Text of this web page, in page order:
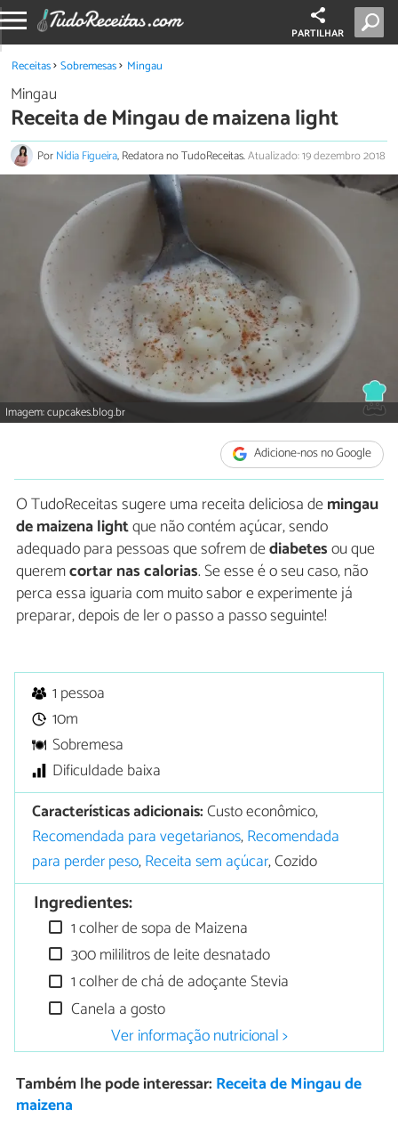
PARTILHAR
Receitas Sobremesas Mingau
Mingau
Receita de Mingau de maizena light
PorNídia Figueira, Redatora no TudoReceitas.Atualizado: 19 dezembro 2018
Imagem: cupcakes.blog.br
Adicione-nos no Google
O TudoReceitas sugere uma receita deliciosa demingau
de maizena lightque não contém açúcar, sendo
adequado para pessoas que sofrem dediabetesou que
queremcortar nas calorias. Se esse é o seu caso, não
perca essa iguaria com muito sabor e experimente já
preparar, depois de ler o passo a passo seguinte!
1 pessoa
10m
Sobremesa
Dificuldade baixa
Características adicionais:Custo econômico,
Recomendada para vegetarianos,Recomendada
para perder peso,Receita sem açúcar, Cozido
Ingredientes:
1 colher de sopa de Maizena
300 mililitros de leite desnatado
1 colher de chá de adoçante Stevia
Canela a gosto
Ver informação nutricional >
Também lhe pode interessar: Receita de Mingau de
maizena